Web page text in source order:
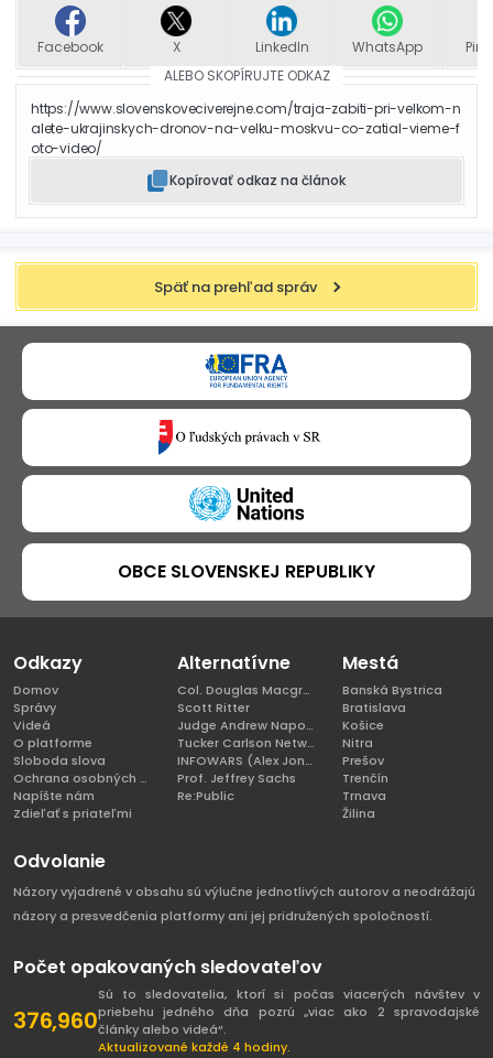
Facebook X LinkedIn WhatsApp
ALEBO SKOPÍRUJTE ODKAZ
https://www.slovenskoveciverejne.com/traja-zabiti-pri-velkom-n
alete-ukrajinskych-dronov-na-velku-moskvu-co-zatial-vieme-f
oto-video/
Kopírovať odkaz na článok
Späť na prehľad správ
OBCE SLOVENSKEJ REPUBLIKY
Odkazy
Domov
Správy
Videá
O platforme
Sloboda slova
Ochrana osobných údajov
Napíšte nám
Zdieľať s priateľmi
Alternatívne
Col. Douglas Macgregor, Ph.D
Scott Ritter
Judge Andrew Napolitano
Tucker Carlson Network
INFOWARS (Alex Jones)
Prof. Jeffrey Sachs
Re:Public
Mestá
Banská Bystrica
Bratislava
Košice
Nitra
Prešov
Trenčín
Trnava
Žilina
Odvolanie
Názory vyjadrené v obsahu sú výlučne jednotlivých autorov a neodrážajú
názory a presvedčenia platformy ani jej pridružených spoločností.
Počet opakovaných sledovateľov
376,960
Sú to sledovatelia, ktorí si počas viacerých návštev v
priebehu jedného dňa pozrú „viac ako 2 spravodajské
články alebo videá“.
Aktualizované každé 4 hodiny.